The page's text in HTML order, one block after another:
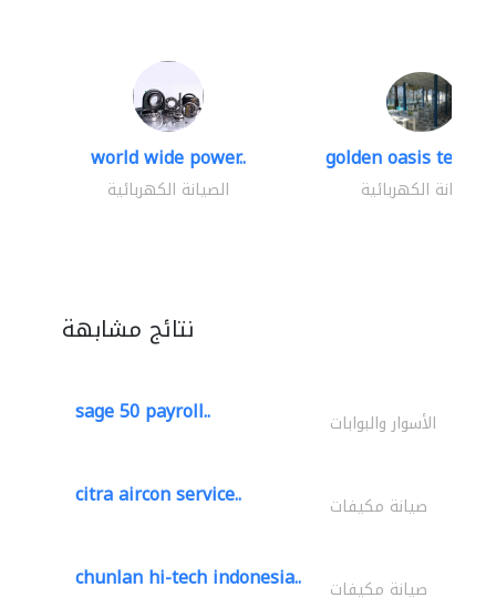
world wide power..
الصيانة الكهربائية
golden oasis
الصيانة الكهربائية
نتائج مشابهة
sage 50 payroll.. الأسوار والبوابات
citra aircon service.. صيانة مكيفات
chunlan hi-tech indonesia.. صيانة مكيفات